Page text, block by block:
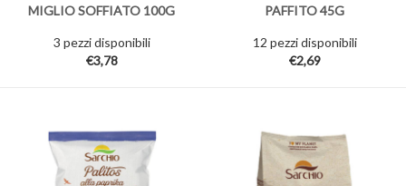
MIGLIO SOFFIATO 100G
3 pezzi disponibili
€3,78
PAFFITO 45G
12 pezzi disponibili
€2,69